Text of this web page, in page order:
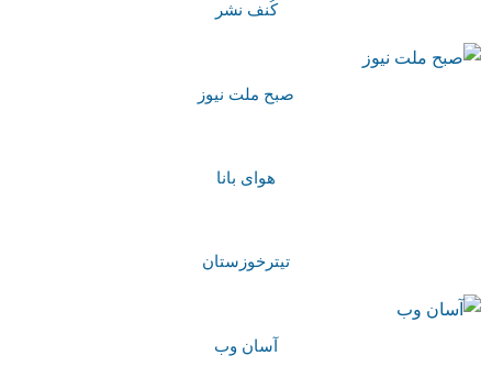
کُنف نشر
صبح ملت نیوز
هوای بانا
تیترخوزستان
آسان وب